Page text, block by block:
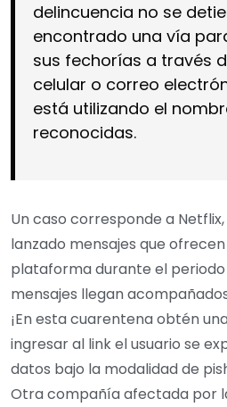
delincuencia no se
encontrado una vía
sus fechorías a través
celular o correo
está utilizando el
reconocidas.
Un caso corresponde a
lanzado mensajes que
plataforma durante el periodo
mensajes llegan
¡En esta cuarentena obtén
ingresar al link el usuario se
datos bajo la modalidad de
Otra compañía afectada por